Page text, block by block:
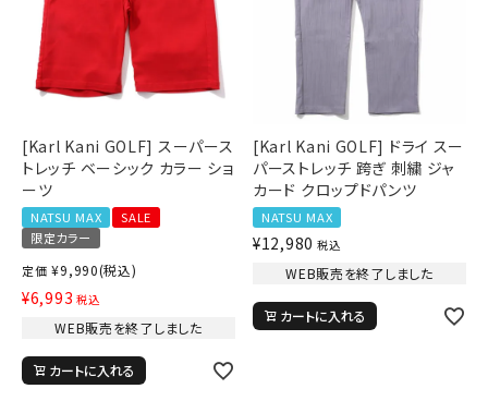
[Karl Kani GOLF] スーパース
トレッチ ベーシック カラー ショ
ーツ
NATSU MAX
SALE
限定カラー
定価 ¥9,990(税込)
¥6,993 税込
WEB販売を終了しました
カートに入れる
[Karl Kani GOLF] ドライ スー
パーストレッチ 跨ぎ 刺繍 ジャ
カード クロップドパンツ
NATSU MAX
¥12,980 税込
WEB販売を終了しました
カートに入れる